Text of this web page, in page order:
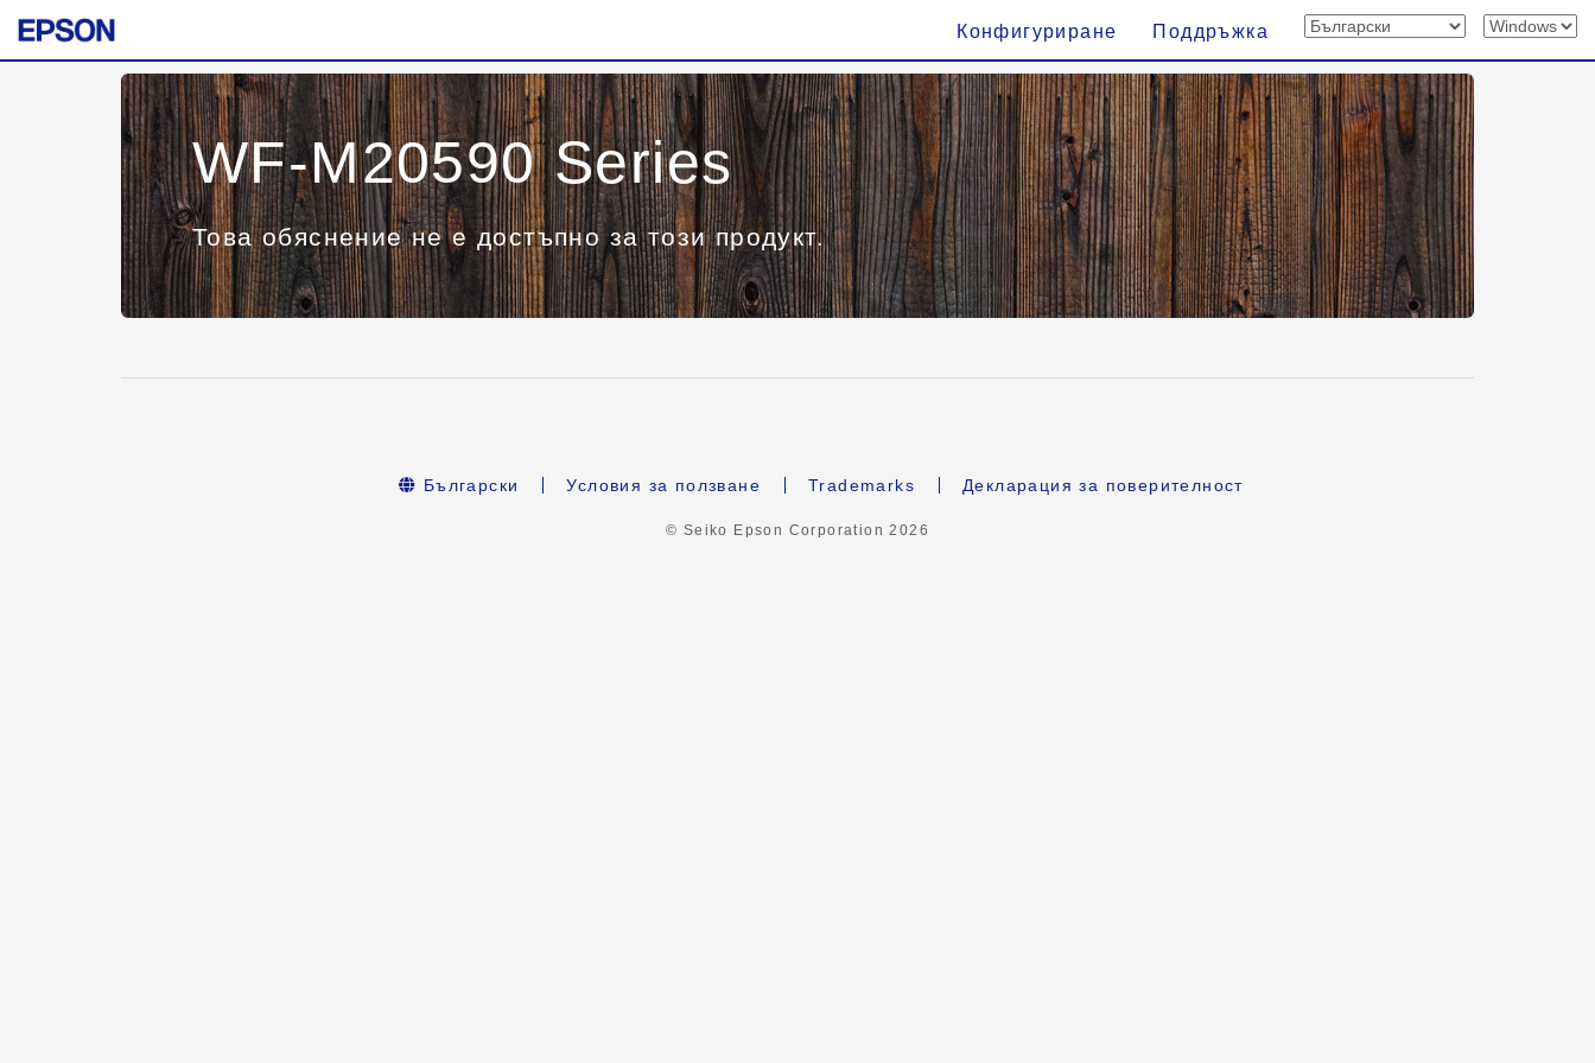
Конфигуриране Поддръжка
WF-M20590 Series
Това обяснение не е достъпно за този продукт.
Български Условия за ползване Trademarks Декларация за поверителност
© Seiko Epson Corporation2026